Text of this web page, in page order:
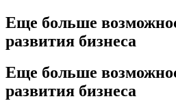
Еще больше
развития бизнеса
Еще больше
развития бизнеса